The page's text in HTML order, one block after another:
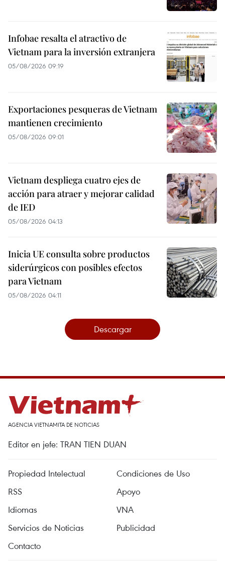
Infobae resalta el atractivo de
Vietnam para la inversión extranjera
05/08/2026 09:19
Exportaciones pesqueras de Vietnam
mantienen crecimiento
05/08/2026 09:01
Vietnam despliega cuatro ejes de
acción para atraer y mejorar calidad
de IED
05/08/2026 04:13
Inicia UE consulta sobre productos
siderúrgicos con posibles efectos
para Vietnam
05/08/2026 04:11
Descargar
AGENCIA VIETNAMITA DE NOTICIAS
Editor en jefe: TRAN TIEN DUAN
Propiedad Intelectual
Condiciones de Uso
RSS
Apoyo
Idiomas
VNA
Servicios de Noticias
Publicidad
Contacto